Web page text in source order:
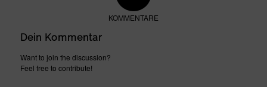
KOMMENTARE
Dein Kommentar
Want to join the discussion?
Feel free to contribute!